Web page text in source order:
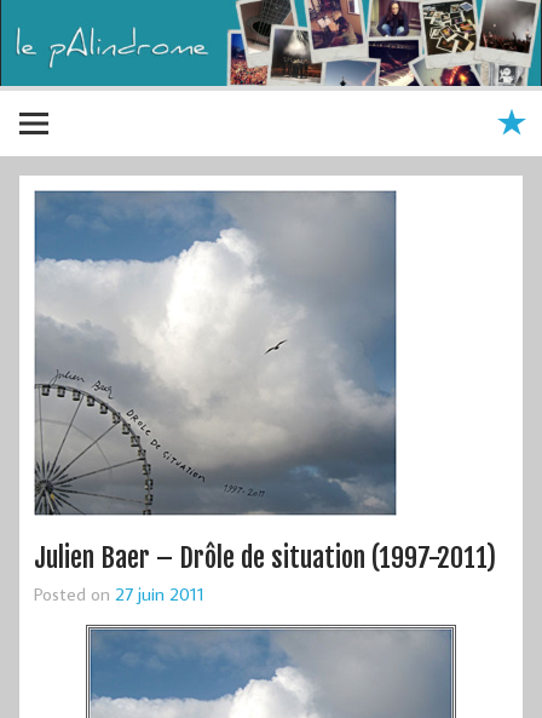
Julien Baer – Drôle de situation (1997-2011)
Posted on 27 juin 2011